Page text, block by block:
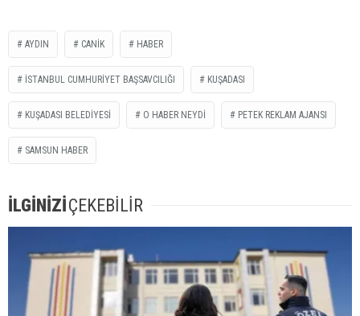
AYDIN CANIK HABER
ISTANBUL CUMHURIYET BAŞSAVCILIĞI KUŞADASI
KUŞADASI BELEDIYESI O HABER NEYDI PETEK REKLAM AJANSI
SAMSUN HABER
İLGİNİZİÇEKEBİLİR